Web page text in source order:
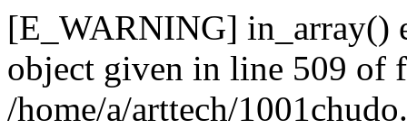
[E_WARNING] in_array()
object given in line 509 of
/home/a/arttech/